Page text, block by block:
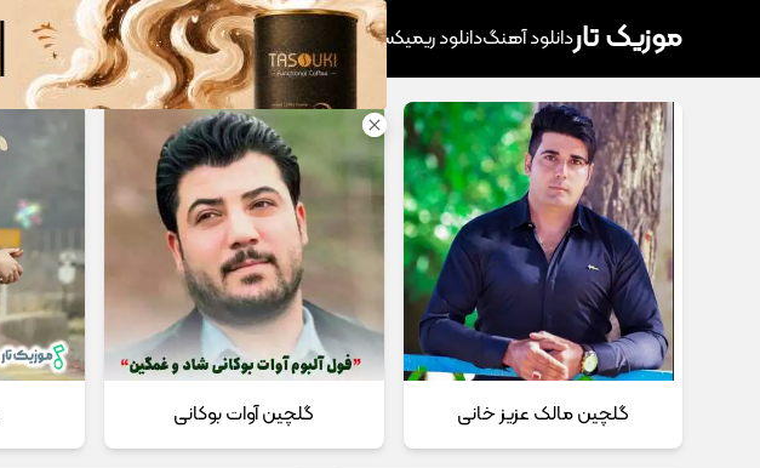
موزیک تاردانلود آهنگدانلود ریمیکسآهنگ پرطرفدار دانلود مداحیتماس با ما
گلچین مالک عزیز خانی گلچین آوات بوکانی